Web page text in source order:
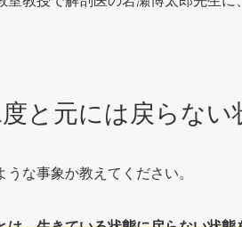
度と元には戻らない
うな事象か教えてください。